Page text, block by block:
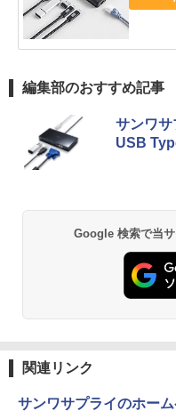
編集部のおすすめ記事
サンワ
USB
Google 検索で当
関連リンク
サンワサプライのホー